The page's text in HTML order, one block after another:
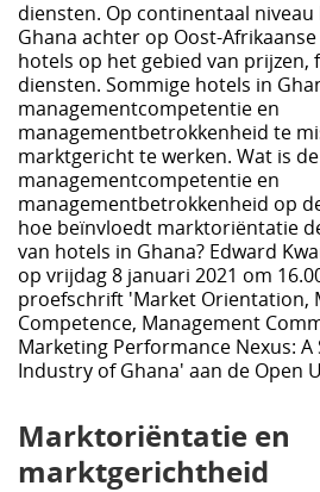
diensten. Op continentaal
Ghana achter op Oost-
hotels op het gebied van prijzen,
diensten. Sommige hotels in
managementcompetentie en
managementbetrokkenheid te
marktgericht te werken. Wat is
managementcompetentie en
managementbetrokkenheid op
hoe beïnvloedt marktoriëntatie
van hotels in Ghana? Edward
op vrijdag 8 januari 2021 om
proefschrift 'Market Orientation,
Competence, Management
Marketing Performance Nexus:
Industry of Ghana' aan de Open
Marktoriëntatie en
marktgerichtheid